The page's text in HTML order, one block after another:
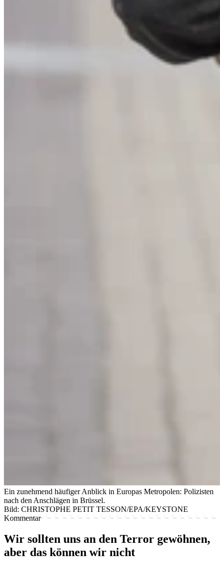
Ein zunehmend häufiger Anblick in Europas Metropolen: Polizisten
nach den Anschlägen in Brüssel.
Bild: CHRISTOPHE PETIT TESSON/EPA/KEYSTONE
Kommentar
Wir sollten uns an den Terror gewöhnen,
aber das können wir nicht